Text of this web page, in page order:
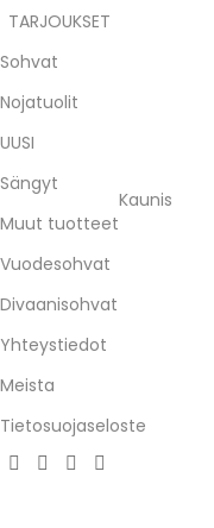
TARJOUKSET
Sohvat
Nojatuolit
UUSI
Sängyt
Muut tuotteet
Kaunis
Vuodesohvat
Divaanisohvat
Yhteystiedot
Meista
Tietosuojaseloste